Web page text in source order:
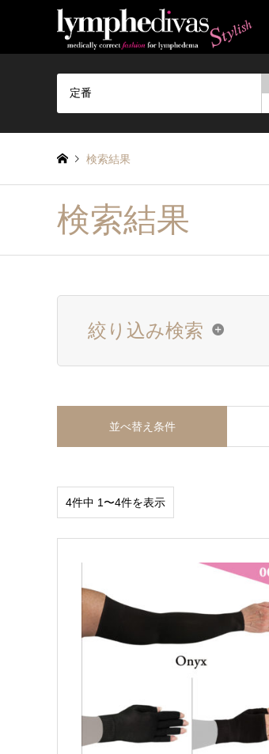
検索結果
検索結果
絞り込み検索
並べ替え条件
4件中 1〜4件を表示